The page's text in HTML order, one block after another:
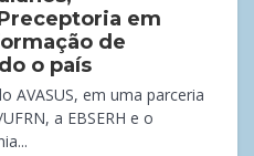
em
de
o país
AVASUS, em uma parceria
a EBSERH e o